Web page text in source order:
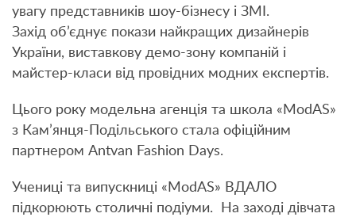
увагу представників шоу-бізнесу і ЗМІ.
Захід об’єднує покази найкращих дизайнерів
України, виставкову демо-зону компаній і
майстер-класи від провідних модних експертів.
Цього року модельна агенція та школа «ModAS»
з Кам’янця-Подільського стала офіційним
партнером Antvan Fashion Days.
Учениці та випускниці «ModAS» ВДАЛО
підкорюють столичні подіуми. На заході дівчата